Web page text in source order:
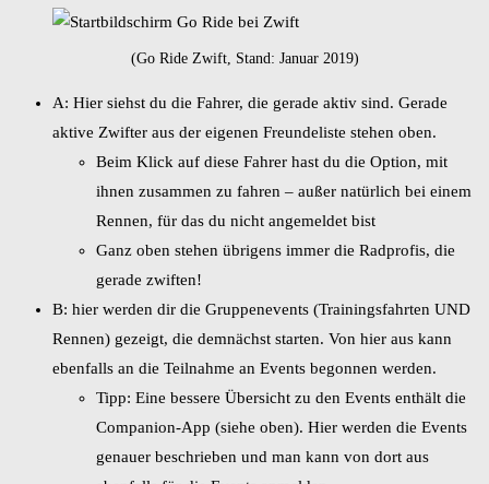
(Go Ride Zwift, Stand: Januar 2019)
A: Hier siehst du die Fahrer, die gerade aktiv sind. Gerade
aktive Zwifter aus der eigenen Freundeliste stehen oben.
Beim Klick auf diese Fahrer hast du die Option, mit
ihnen zusammen zu fahren – außer natürlich bei einem
Rennen, für das du nicht angemeldet bist
Ganz oben stehen übrigens immer die Radprofis, die
gerade zwiften!
B: hier werden dir die Gruppenevents (Trainingsfahrten UND
Rennen) gezeigt, die demnächst starten. Von hier aus kann
ebenfalls an die Teilnahme an Events begonnen werden.
Tipp: Eine bessere Übersicht zu den Events enthält die
Companion-App (siehe oben). Hier werden die Events
genauer beschrieben und man kann von dort aus